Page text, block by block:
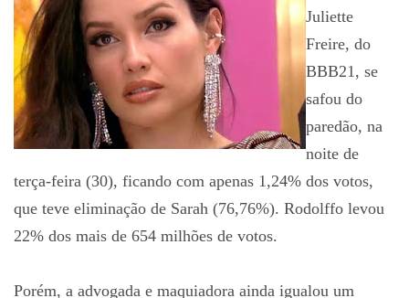
Juliette
Freire, do
BBB21, se
safou do
paredão, na
noite de
terça-feira (30), ficando com apenas 1,24% dos votos,
que teve eliminação de Sarah (76,76%). Rodolffo levou
22% dos mais de 654 milhões de votos.
Porém, a advogada e maquiadora ainda igualou um